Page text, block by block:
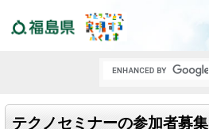
テクノセミナーの参加者募集